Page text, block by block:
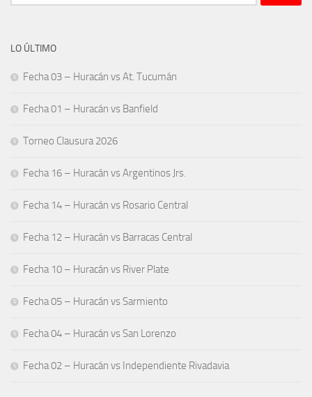
LO ÚLTIMO
Fecha 03 – Huracán vs At. Tucumán
Fecha 01 – Huracán vs Banfield
Torneo Clausura 2026
Fecha 16 – Huracán vs Argentinos Jrs.
Fecha 14 – Huracán vs Rosario Central
Fecha 12 – Huracán vs Barracas Central
Fecha 10 – Huracán vs River Plate
Fecha 05 – Huracán vs Sarmiento
Fecha 04 – Huracán vs San Lorenzo
Fecha 02 – Huracán vs Independiente Rivadavia